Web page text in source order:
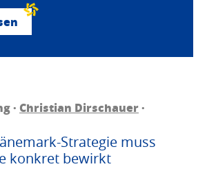
· Christian Dirschauer·
Strategie muss
konkret bewirkt